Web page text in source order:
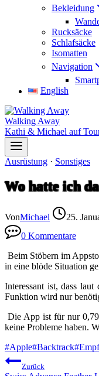
Bekleidung
Rucksäcke
Schlafsäcke
Isomatten
Navigation
English
Walking Away
Kathi & Michael auf
Ausrüstung · Sonstiges
Wo hatte ich
VonMichael 25.
0 Kommentare
Beim Stöbern im
in eine blöde Situation
Interessant ist, dass
Funktion wird nur
Die App ist für nur
keine Probleme haben.
Schlagworte:
#Apple#Backtrack#
Zurück